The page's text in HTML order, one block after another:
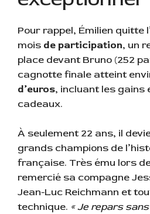
Pour rappel, Émilien quitte
mois de participation, un
place devant Bruno (252
cagnotte finale atteint
d’euros, incluant les gains
cadeaux.
À seulement 22 ans, il
grands champions de
française. Très ému lors
remercié sa compagne
Jean-Luc Reichmann et
technique. « Je repars